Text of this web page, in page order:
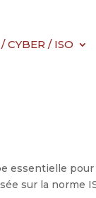
CYBER / ISO
essentielle
sur la norme